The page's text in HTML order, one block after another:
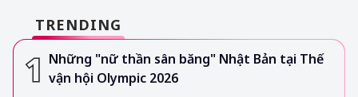
TRENDING
Những "nữ thần sân băng" Nhật Bản tại Thế
vận hội Olympic 2026